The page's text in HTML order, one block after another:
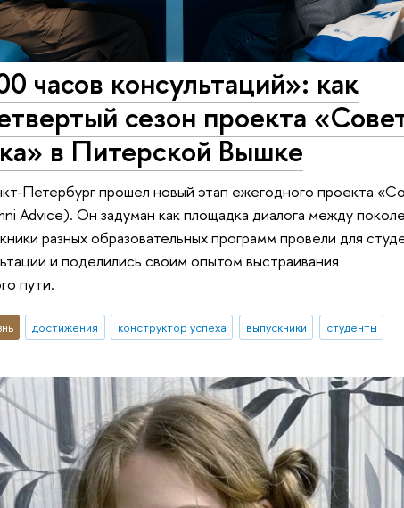
часов консультаций»: как
сезон проекта
в Питерской Вышке
Петербург прошел новый этап ежегодного проекта
Advice). Он задуман как площадка диалога между
разных образовательных программ провели для
и поделились своим опытом выстраивания
пути.
достижения конструктор успеха выпускники студенты